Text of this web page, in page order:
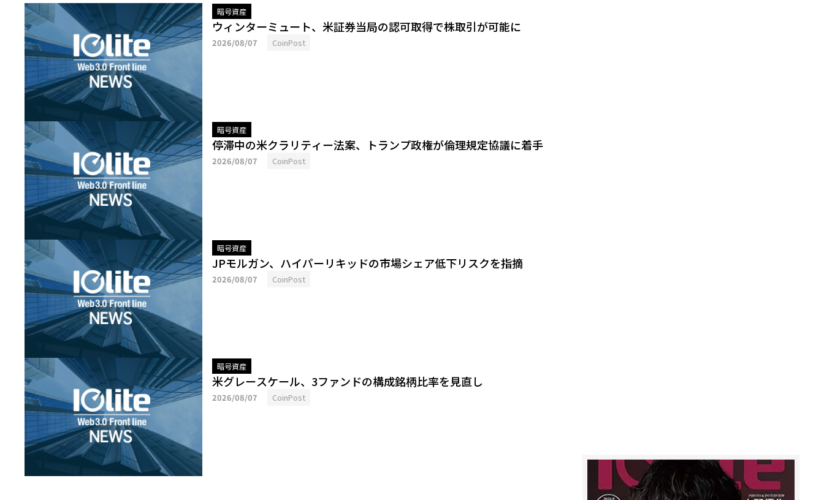
暗号資産
ウィンターミュート、米証券当局の認可取得で株取引が可能に
2026/08/07 CoinPost
暗号資産
停滞中の米クラリティー法案、トランプ政権が倫理規定協議に着手
2026/08/07 CoinPost
暗号資産
JPモルガン、ハイパーリキッドの市場シェア低下リスクを指摘
2026/08/07 CoinPost
暗号資産
米グレースケール、3ファンドの構成銘柄比率を見直し
2026/08/07 CoinPost